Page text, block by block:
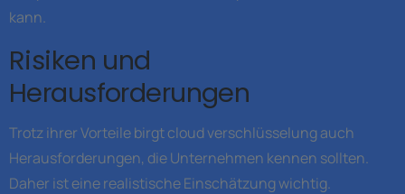
kann.
Risiken und
Herausforderungen
Trotz ihrer Vorteile birgt cloud verschlüsselung auch
Herausforderungen, die Unternehmen kennen sollten.
Daher ist eine realistische Einschätzung wichtig.